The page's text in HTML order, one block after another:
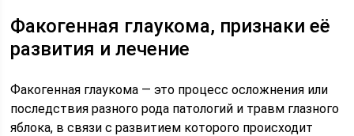
Факогенная глаукома, признаки её
развития и лечение
Факогенная глаукома — это процесс осложнения или
последствия разного рода патологий и травм глазного
яблока, в связи с развитием которого происходит